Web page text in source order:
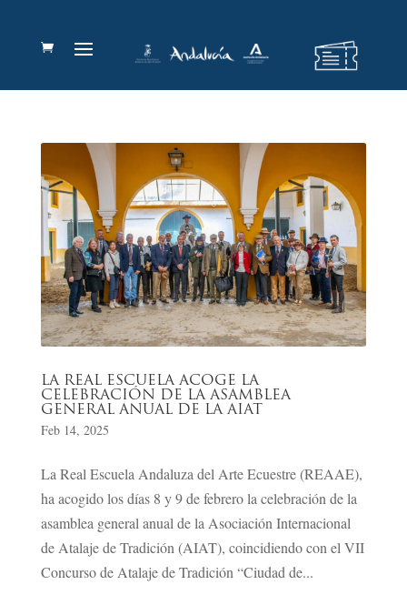
LA REAL ESCUELA ACOGE LA
CELEBRACIÓN DE LA ASAMBLEA
GENERAL ANUAL DE LA AIAT
Feb 14, 2025
La Real Escuela Andaluza del Arte Ecuestre (REAAE),
ha acogido los días 8 y 9 de febrero la celebración de la
asamblea general anual de la Asociación Internacional
de Atalaje de Tradición (AIAT), coincidiendo con el VII
Concurso de Atalaje de Tradición “Ciudad de...